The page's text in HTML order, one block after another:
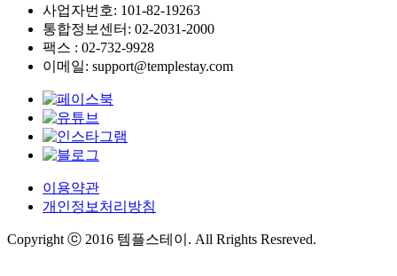
사업자번호: 101-82-19263
통합정보센터: 02-2031-2000
팩스 : 02-732-9928
이메일: support@templestay.com
이용약관
개인정보처리방침
Copyright ⓒ 2016 템플스테이. All Rrights Resreved.